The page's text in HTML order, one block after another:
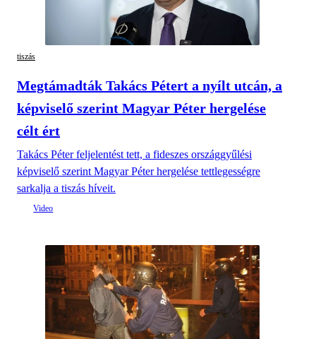
tiszás
Megtámadták Takács Pétert a nyílt utcán, a
képviselő szerint Magyar Péter hergelése
célt ért
Takács Péter feljelentést tett, a fideszes országgyűlési
képviselő szerint Magyar Péter hergelése tettlegességre
sarkalja a tiszás híveit.